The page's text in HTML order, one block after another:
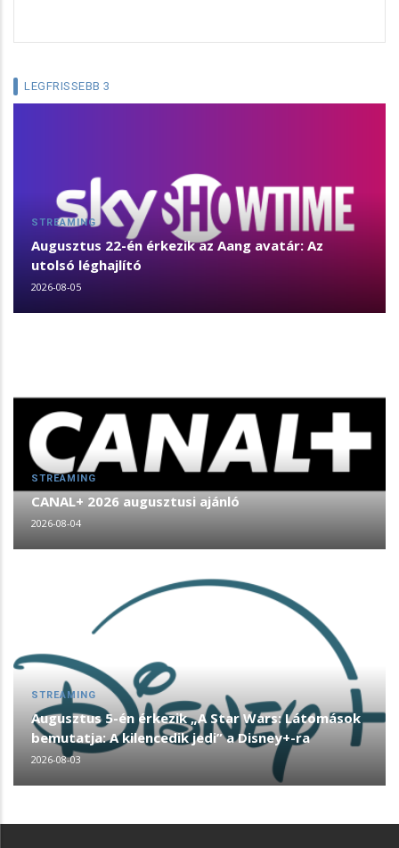
LEGFRISSEBB 3
STREAMING
Augusztus 22-én érkezik az Aang avatár: Az
utolsó léghajlító
2026-08-05
STREAMING
CANAL+ 2026 augusztusi ajánló
2026-08-04
STREAMING
Augusztus 5-én érkezik „A Star Wars: Látomások
bemutatja: A kilencedik jedi” a Disney+-ra
2026-08-03